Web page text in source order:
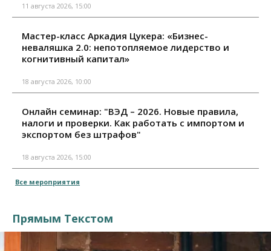
11 августа 2026, 15:00
Мастер-класс Аркадия Цукера: «Бизнес-
неваляшка 2.0: непотопляемое лидерство и
когнитивный капитал»
18 августа 2026, 10:00
Онлайн семинар: "ВЭД – 2026. Новые правила,
налоги и проверки. Как работать с импортом и
экспортом без штрафов"
18 августа 2026, 15:00
Все мероприятия
Прямым Текстом